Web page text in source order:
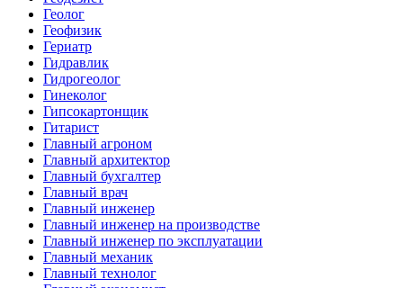
Геолог
Геофизик
Гериатр
Гидравлик
Гидрогеолог
Гинеколог
Гипсокартонщик
Гитарист
Главный агроном
Главный архитектор
Главный бухгалтер
Главный врач
Главный инженер
Главный инженер на производстве
Главный инженер по эксплуатации
Главный механик
Главный технолог